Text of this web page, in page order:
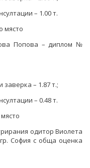
– 1.00 т.
място
Попова – диплом №
– 1.87 т.;
– 0.48 т.
одитор Виолета
София с обща оценка